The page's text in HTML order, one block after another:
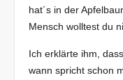
hat´s in der
Mensch wolltest du
Ich erklärte ihm,
wann spricht schon